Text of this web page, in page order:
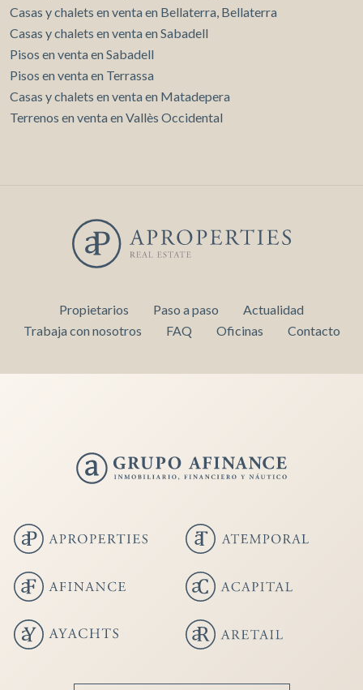
Casas y chalets en venta en Bellaterra, Bellaterra
Casas y chalets en venta en Sabadell
Pisos en venta en Sabadell
Pisos en venta en Terrassa
Casas y chalets en venta en Matadepera
Terrenos en venta en Vallès Occidental
Propietarios Paso a paso
Actualidad
Trabaja con nosotros
FAQ Oficinas Contacto